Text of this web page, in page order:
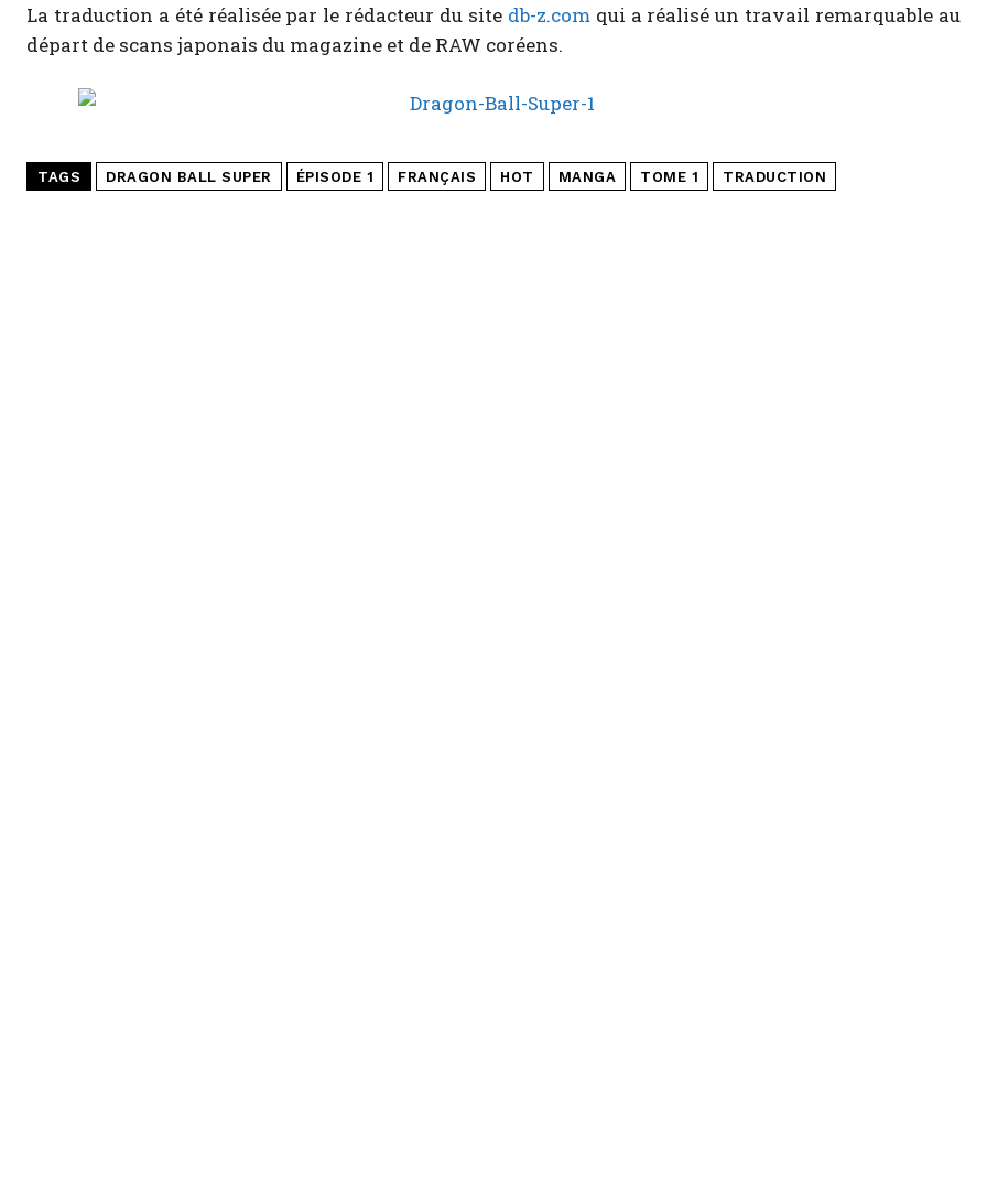
La traduction a été réalisée par le rédacteur du site db-z.comqui a réalisé un travail remarquable au
départ de scans japonais du magazine et de RAW coréens.
TAGS DRAGON BALL SUPER ÉPISODE 1 FRANÇAIS HOT MANGA TOME 1 TRADUCTION